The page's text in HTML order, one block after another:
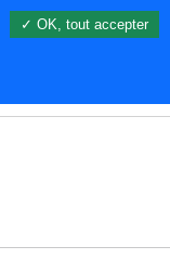
✓ OK, tout accepter